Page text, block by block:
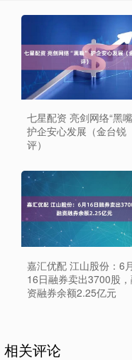
七星配资 亮剑网络“黑
护企安心发展（金台锐
评）
嘉汇优配 江山股份：6月
16日融券卖出3700股
资融券余额2.25亿元
相关评论